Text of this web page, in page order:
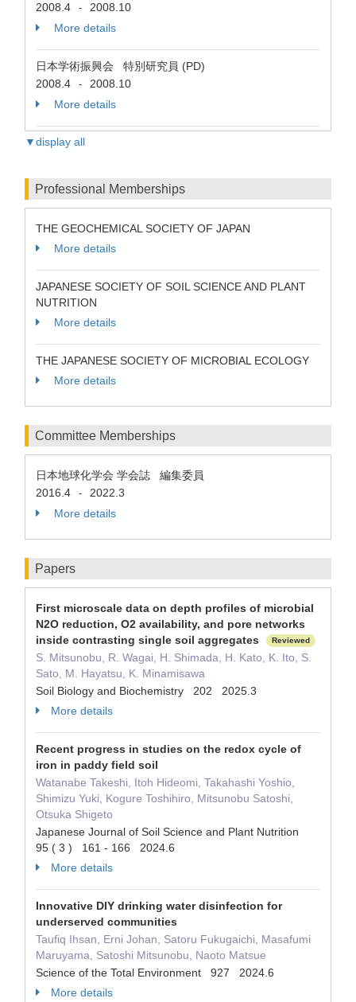
2008.4 -
2008.10
More details
日本学術振興会 特別研究員 (PD)
2008.4
-
2008.10
More details
▼display all
Professional Memberships
THE GEOCHEMICAL SOCIETY OF JAPAN
More details
JAPANESE SOCIETY OF SOIL SCIENCE AND PLANT
NUTRITION
More details
THE JAPANESE SOCIETY OF MICROBIAL ECOLOGY
More details
Committee Memberships
日本地球化学会 学会誌 編集委員
2016.4
-
2022.3
More details
Papers
First microscale data on depth profiles of microbial
N2O reduction, O2 availability, and pore networks
inside contrasting single soil aggregates
Reviewed
S. Mitsunobu, R. Wagai, H. Shimada, H. Kato, K. Ito, S.
Sato, M. Hayatsu, K. Minamisawa
Soil Biology and Biochemistry 202 2025.3
More details
Recent progress in studies on the redox cycle of
iron in paddy field soil
Watanabe Takeshi, Itoh Hideomi, Takahashi Yoshio,
Shimizu Yuki, Kogure Toshihiro, Mitsunobu Satoshi,
Otsuka Shigeto
Japanese Journal of Soil Science and Plant Nutrition
95 ( 3 ) 161 - 166 2024.6
More details
Innovative DIY drinking water disinfection for
underserved communities
Taufiq Ihsan, Erni Johan, Satoru Fukugaichi, Masafumi
Maruyama, Satoshi Mitsunobu, Naoto Matsue
Science of the Total Environment 927 2024.6
More details